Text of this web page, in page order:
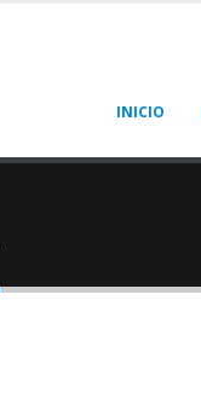
INICIO